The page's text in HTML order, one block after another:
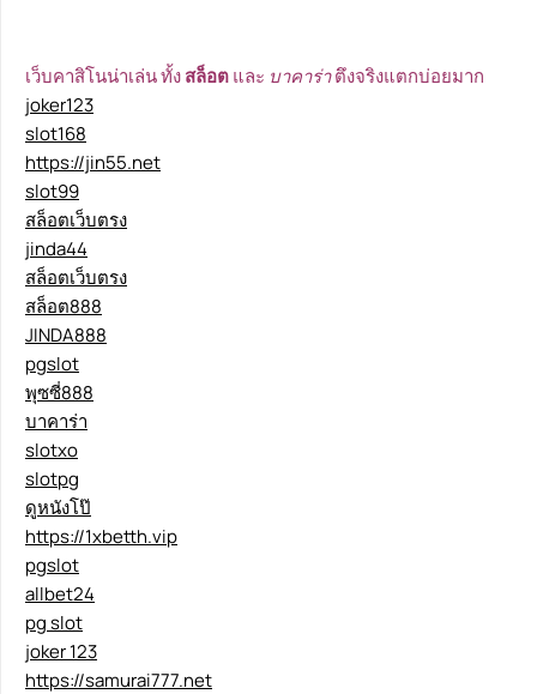
เว็บคาสิโนน่าเล่น ทั้งสล็อตและ บาคาร่าตึงจริงแตกบ่อยมาก
joker123
slot168
https://jin55.net
slot99
สล็อตเว็บตรง
jinda44
สล็อตเว็บตรง
สล็อต888
JINDA888
pgslot
พุซซี่888
บาคาร่า
slotxo
slotpg
ดูหนังโป๊
https://1xbetth.vip
pgslot
allbet24
pg slot
joker 123
https://samurai777.net